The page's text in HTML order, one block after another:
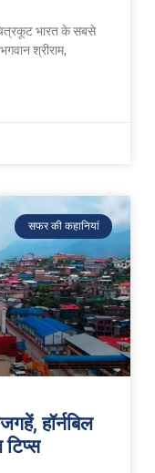
भारत के सबसे
श्रीराम,
सफर की कहानियां
हॉर्नबिल